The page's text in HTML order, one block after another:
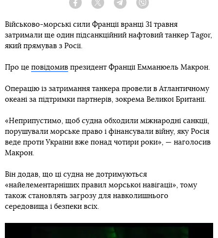
Facebook Twitter Telegram
Військово-морські сили Франції вранці 31 травня
затримали ще один підсанкційний нафтовий танкер Tagor,
який прямував з Росії.
Про це повідомив президент Франції Емманюель Макрон.
Операцію із затримання танкера провели в Атлантичному
океані за підтримки партнерів, зокрема Великої Британії.
«Неприпустимо, щоб судна обходили міжнародні санкції,
порушували морське право і фінансували війну, яку Росія
веде проти України вже понад чотири роки», — наголосив
Макрон.
Він додав, що ці судна не дотримуються
«найелементарніших правил морської навігації», тому
також становлять загрозу для навколишнього
середовища і безпеки всіх.